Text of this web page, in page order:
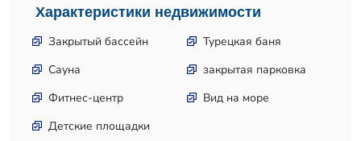
Характеристики недвижимости
Закрытый бассейн
Турецкая баня
Сауна
закрытая парковка
Фитнес-центр
Вид на море
Детские площадки